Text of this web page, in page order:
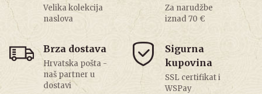
Velika kolekcija
naslova
Za narudžbe
iznad 70 €
Brza dostava
Hrvatska pošta -
naš partner u
dostavi
Sigurna
kupovina
SSL certifikat i
WSPay